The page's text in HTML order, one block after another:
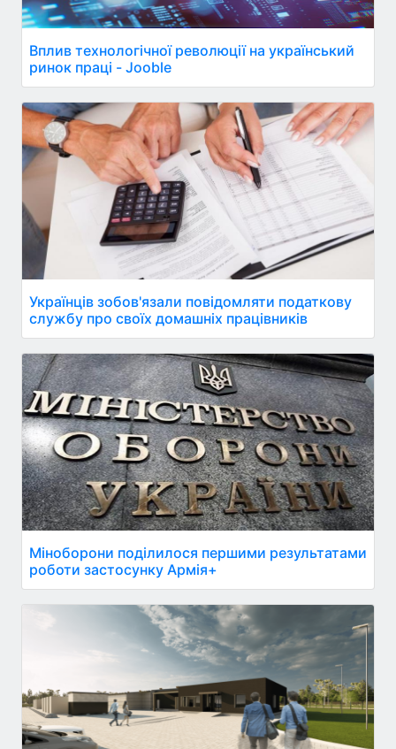
Вплив технологічної революції на український
ринок праці - Jooble
Українців зобов'язали повідомляти податкову
службу про своїх домашніх працівників
Міноборони поділилося першими результатами
роботи застосунку Армія+